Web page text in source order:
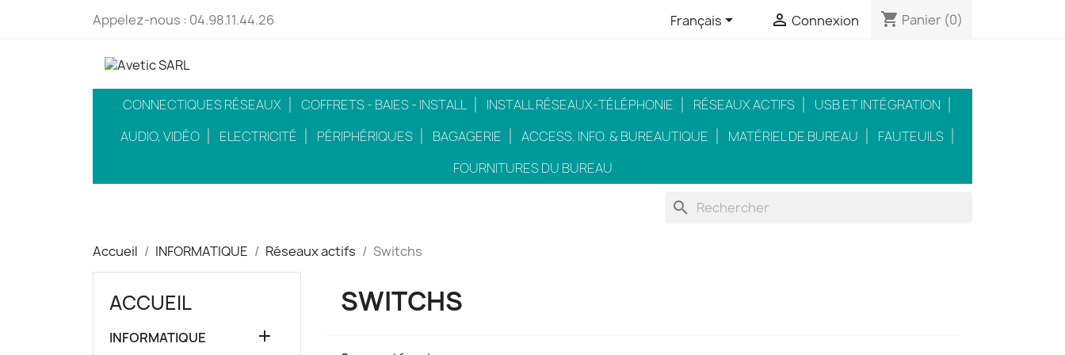
Appelez-nous : 04.98.11.44.26 Français  Connexion shopping_cart Panier (0)
CONNECTIQUES RÉSEAUX COFFRETS - BAIES - INSTALL INSTALL RÉSEAUX-TÉLÉPHONIE RÉSEAUX ACTIFS
USB ET INTÉGRATION
AUDIO, VIDÉO
ELECTRICITÉ PÉRIPHÉRIQUES BAGAGERIE ACCESS. INFO. & BUREAUTIQUE MATÉRIEL DE BUREAU
FAUTEUILS
FOURNITURES DU BUREAU
search
Accueil INFORMATIQUE Réseaux actifs Switchs
ACCUEIL
INFORMATIQUE 
SWITCHS